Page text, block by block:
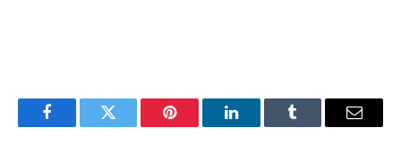
FacebookTwitter Pinterest LinkedInTumblr Email